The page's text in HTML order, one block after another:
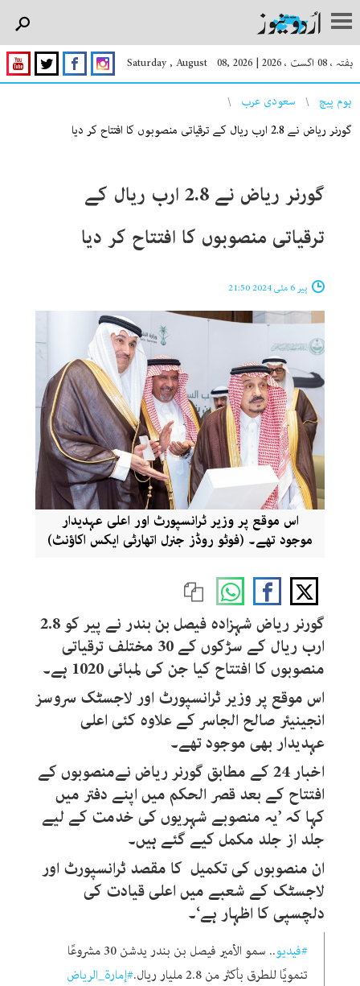
ہفتہ ، 08 اگست ، 2026 |
Saturday , August 08, 2026
You are here
ہوم پیچ
سعودی عرب
گورنر ریاض نے 2.8 ارب ریال کے ترقیاتی منصوبوں کا افتتاح کر دیا
گورنر ریاض نے 2.8 ارب ریال کے
ترقیاتی منصوبوں کا افتتاح کر دیا
پیر 6 مئی 2024 21:50
اس موقع پر وزیر ٹرانسپورٹ اور اعلی عہدیدار
موجود تھے۔ (فوٹو روڈز جنرل اتھارٹی ایکس اکاؤنٹ)
گورنر ریاض شہزادہ فیصل بن بندر نے پیر کو 2.8
ارب ریال کے سڑکوں کے 30 مختلف ترقیاتی
منصوبوں کا افتتاح کیا جن کی لمبائی 1020 ہے۔
اس موقع پر وزیر ٹرانسپورٹ اور لاجسٹک سروسز
انجینیئر صالح الجاسر کے علاوہ کئی اعلی
عہدیدار بھی موجود تھے۔
اخبار 24 کے مطابق گورنر ریاض نےمنصوبوں کے
افتتاح کے بعد قصر الحکم میں اپنے دفتر میں
کہا کہ ’یہ منصوبے شہریوں کی خدمت کے لیے
جلد از جلد مکمل کیے گئے ہیں۔
ان منصوبوں کی تکمیل کا مقصد ٹرانسپورٹ اور
لاجسٹک کے شعبے میں اعلی قیادت کی
دلچسپی کا اظہار ہے‘۔
#فيديو
.. سمو الأمير فيصل بن بندر يدشن 30 مشروعًا
تنمويًا للطرق بأكثر من 2.8 مليار ريال.
#إمارة_الرياض